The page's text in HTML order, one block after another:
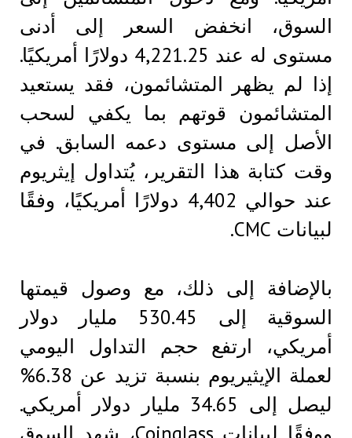
السوق، انخفض السعر إلى أدنى
مستوى له عند 4,221.25 دولارًا أمريكيًا.
إذا لم يظهر المتشائمون، فقد يستعيد
المتشائمون قوتهم بما يكفي لسحب
الأصل إلى مستوى دعمه السابق. في
وقت كتابة هذا التقرير، يُتداول إيثريوم
عند حوالي 4,402 دولارًا أمريكيًا، وفقًا
لبيانات CMC.
بالإضافة إلى ذلك، مع وصول قيمتها
السوقية إلى 530.45 مليار دولار
أمريكي، ارتفع حجم التداول اليومي
لعملة الإيثيريوم بنسبة تزيد عن 6.38%
ليصل إلى 34.65 مليار دولار أمريكي.